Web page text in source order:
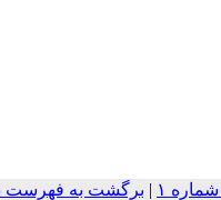
| برگشت به فهرست